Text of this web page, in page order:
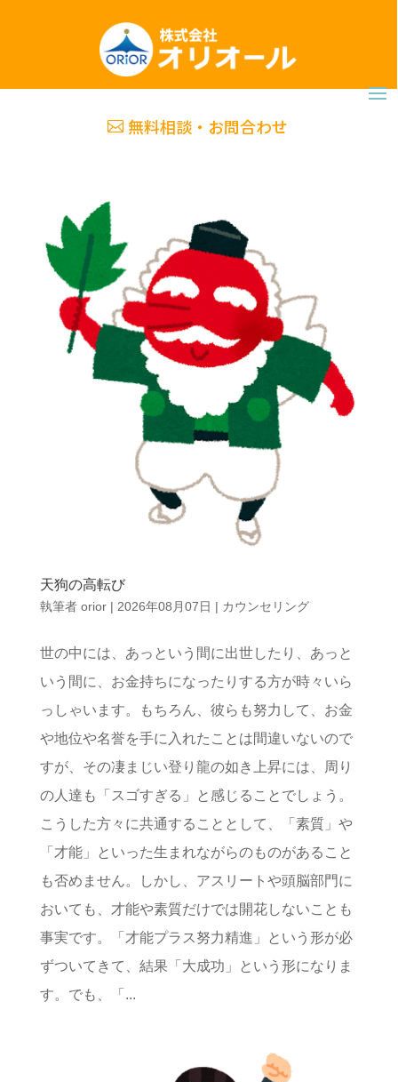
無料相談・お問合わせ
天狗の高転び
執筆者 orior| 2026年08月07日 | カウンセリング
世の中には、あっという間に出世したり、あっと
いう間に、お金持ちになったりする方が時々いら
っしゃいます。もちろん、彼らも努力して、お金
や地位や名誉を手に入れたことは間違いないので
すが、その凄まじい登り龍の如き上昇には、周り
の人達も「スゴすぎる」と感じることでしょう。
こうした方々に共通することとして、「素質」や
「才能」といった生まれながらのものがあること
も否めません。しかし、アスリートや頭脳部門に
おいても、才能や素質だけでは開花しないことも
事実です。「才能プラス努力精進」という形が必
ずついてきて、結果「大成功」という形になりま
す。でも、「...